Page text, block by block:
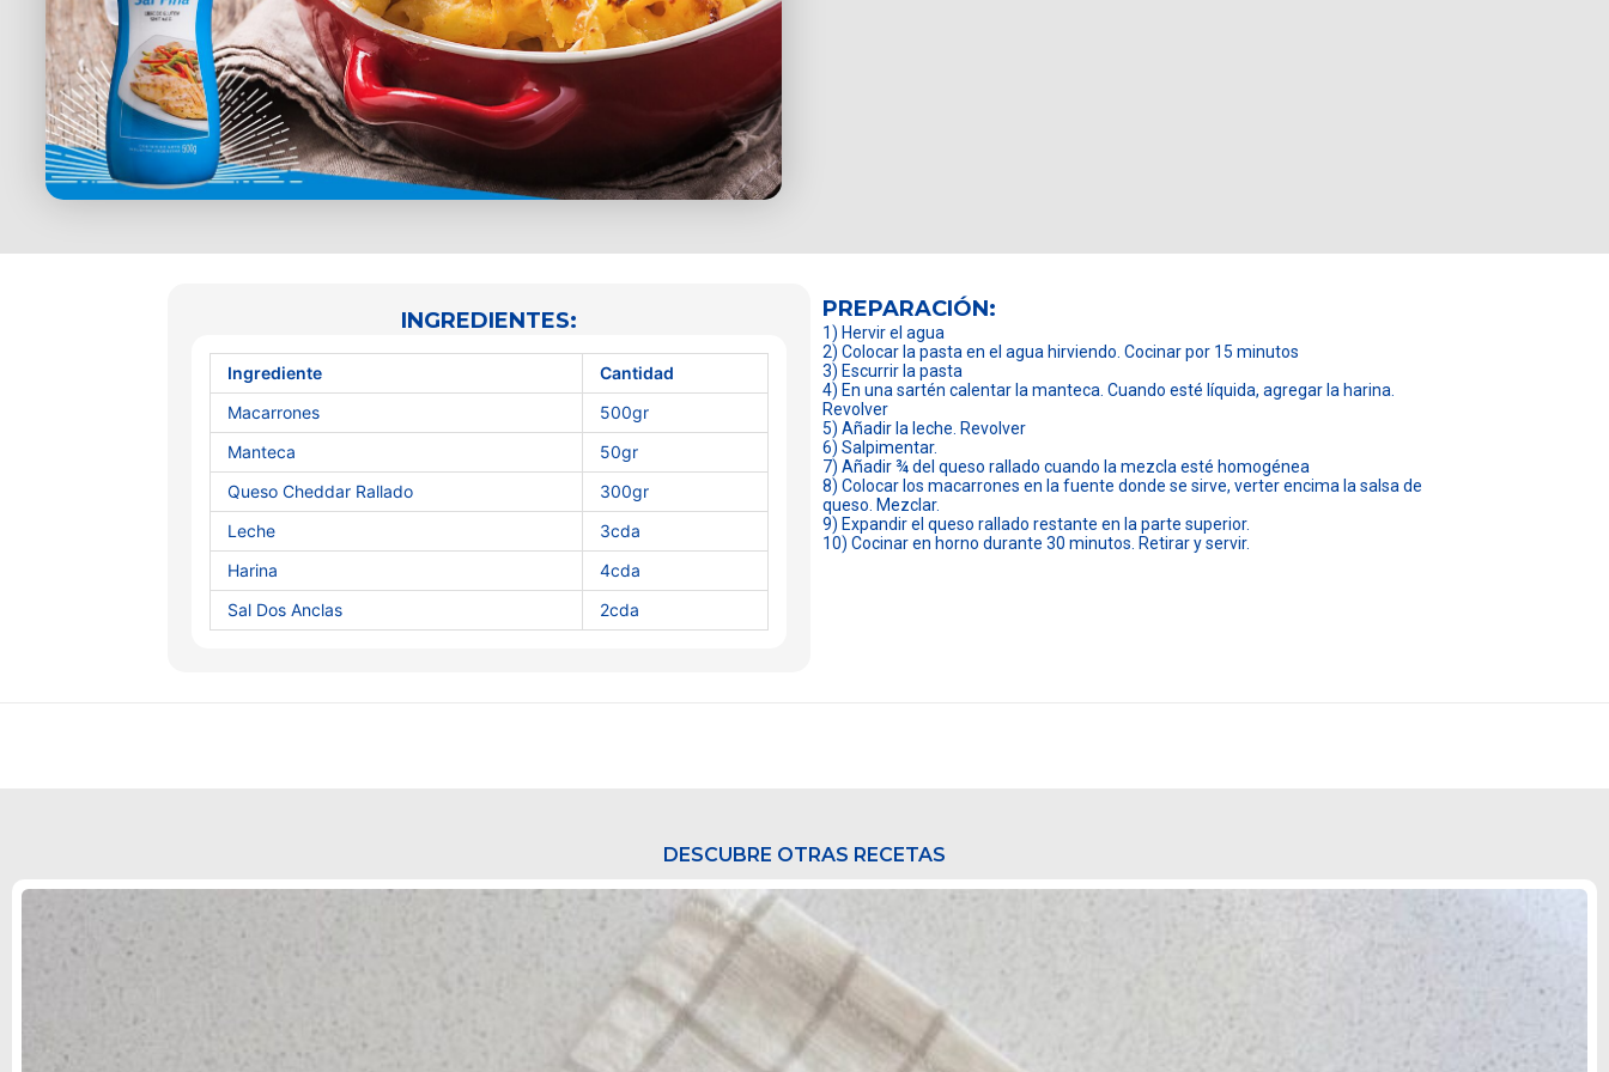
INGREDIENTES:
Ingrediente
Cantidad
Macarrones
500gr
Manteca
50gr
Queso Cheddar Rallado
300gr
Leche
3cda
Harina
4cda
Sal Dos Anclas
2cda
PREPARACIÓN:
1) Hervir el agua
2) Colocar la pasta en el agua hirviendo. Cocinar por 15 minutos
3) Escurrir la pasta
4) En una sartén calentar la manteca. Cuando esté líquida, agregar la harina.
Revolver
5) Añadir la leche. Revolver
6) Salpimentar.
7) Añadir ¾ del queso rallado cuando la mezcla esté homogénea
8) Colocar los macarrones en la fuente donde se sirve, verter encima la salsa de
queso. Mezclar.
9) Expandir el queso rallado restante en la parte superior.
10) Cocinar en horno durante 30 minutos. Retirar y servir.
DESCUBRE OTRAS RECETAS